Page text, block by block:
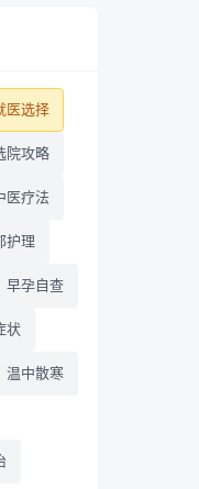
医选择
院攻略
医疗法
护理
早孕自查
状
温中散寒